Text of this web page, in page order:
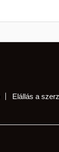
Elállás a